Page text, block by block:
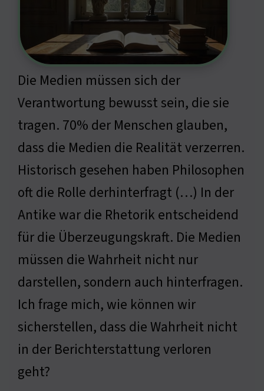
Die Medien müssen sich der
Verantwortung bewusst sein, die sie
tragen. 70% der Menschen glauben,
dass die Medien die Realität verzerren.
Historisch gesehen haben Philosophen
oft die Rolle derhinterfragt (…) In der
Antike war die Rhetorik entscheidend
für die Überzeugungskraft. Die Medien
müssen die Wahrheit nicht nur
darstellen, sondern auch hinterfragen.
Ich frage mich, wie können wir
sicherstellen, dass die Wahrheit nicht
in der Berichterstattung verloren
geht?